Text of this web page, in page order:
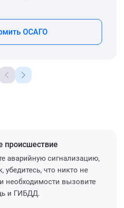
ОСАГО
происшествие
аварийную сигнализацию,
убедитесь, что никто не
необходимости вызовите
и ГИБДД.